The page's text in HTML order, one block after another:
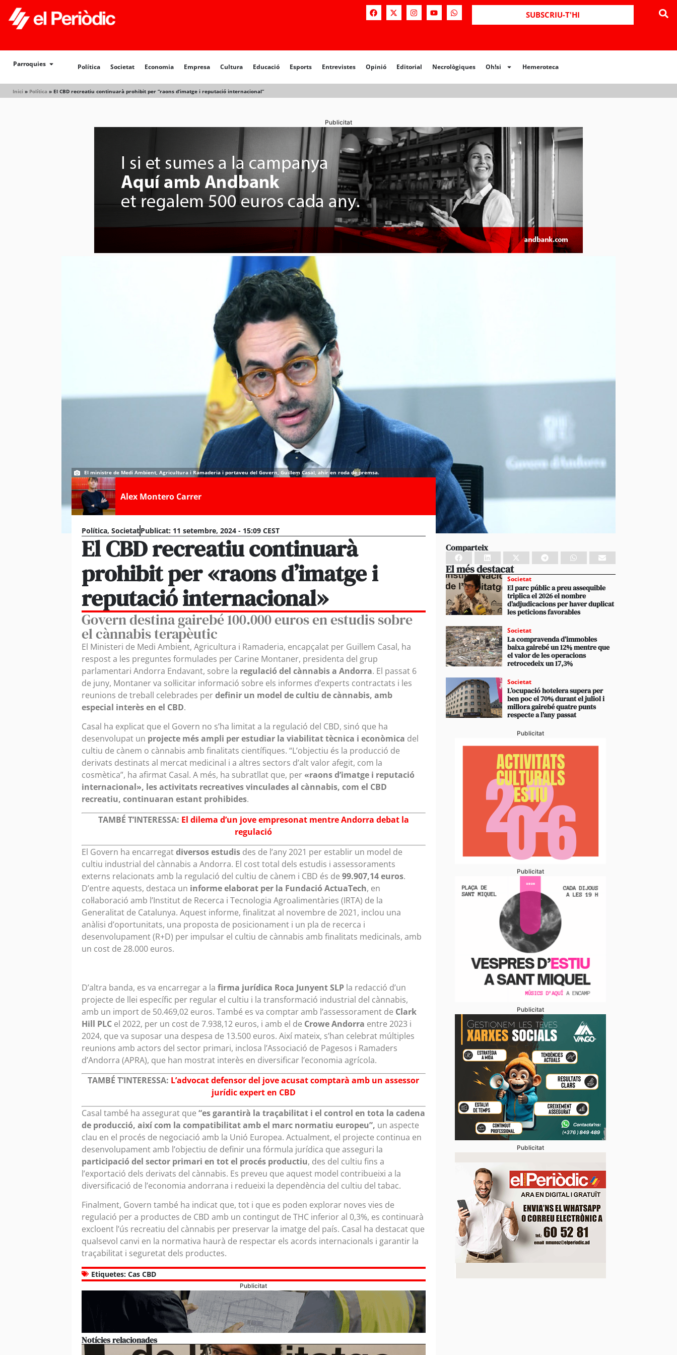
SUBSCRIU-T'HI
Parroquies Política Societat Economia Empresa Cultura Educació Esports Entrevistes Opinió Editorial Necrològiques Oh!si Hemeroteca
Inici » Política » El CBD recreatiu continuarà prohibit per “raons d’imatge i reputació internacional”
Política Societat Opinió Editorial Necrològiques Hemeroteca
Publicitat
El ministre de Medi Ambient, Agricultura i Ramaderia i portaveu del Govern, Guillem Casal, ahir en roda de premsa.
Alex Montero Carrer
Política, SocietatPublicat: 11 setembre, 2024 - 15:09 CEST
El CBD recreatiu continuarà
prohibit per «raons d’imatge i
reputació internacional»
Govern destina gairebé 100.000 euros en estudis sobre
el cànnabis terapèutic
El Ministeri de Medi Ambient, Agricultura i Ramaderia, encapçalat per Guillem Casal, ha
respost a les preguntes formulades per Carine Montaner, presidenta del grup
parlamentari Andorra Endavant, sobre la regulació del cànnabis a Andorra. El passat 6
de juny, Montaner va sol·licitar informació sobre els informes d’experts contractats i les
reunions de treball celebrades perdefinir un model de cultiu de cànnabis, amb
especial interès en el CBD.
Casal ha explicat que el Govern no s’ha limitat a la regulació del CBD, sinó que ha
desenvolupat un projecte més ampli per estudiar la viabilitat tècnica i econòmica del
cultiu de cànem o cànnabis amb finalitats científiques. “L’objectiu és la producció de
derivats destinats al mercat medicinal i a altres sectors d’alt valor afegit, com la
cosmètica”, ha afirmat Casal. A més, ha subratllat que, per«raons d’imatge i reputació
internacional», les activitats recreatives vinculades al cànnabis, com el CBD
recreatiu, continuaran estant prohibides.
TAMBÉ T’INTERESSA: El dilema d’un jove empresonat mentre Andorra debat la
regulació
El Govern ha encarregatdiversos estudis des de l’any 2021 per establir un model de
cultiu industrial del cànnabis a Andorra. El cost total dels estudis i assessoraments
externs relacionats amb la regulació del cultiu de cànem i CBD és de 99.907,14 euros.
D’entre aquests, destaca un informe elaborat per la Fundació ActuaTech, en
col·laboració amb l’Institut de Recerca i Tecnologia Agroalimentàries (IRTA) de la
Generalitat de Catalunya. Aquest informe, finalitzat al novembre de 2021, inclou una
anàlisi d’oportunitats, una proposta de posicionament i un pla de recerca i
desenvolupament (R+D) per impulsar el cultiu de cànnabis amb finalitats medicinals, amb
un cost de 28.000 euros.
D’altra banda, es va encarregar a la firma jurídica Roca Junyent SLP la redacció d’un
projecte de llei específic per regular el cultiu i la transformació industrial del cànnabis,
amb un import de 50.469,02 euros. També es va comptar amb l’assessorament de Clark
Hill PLC el 2022, per un cost de 7.938,12 euros, i amb el de Crowe Andorra entre 2023 i
2024, que va suposar una despesa de 13.500 euros. Així mateix, s’han celebrat múltiples
reunions amb actors del sector primari, inclosa l’Associació de Pagesos i Ramaders
d’Andorra (APRA), que han mostrat interès en diversificar l’economia agrícola.
TAMBÉ T’INTERESSA: L’advocat defensor del jove acusat comptarà amb un assessor
jurídic expert en CBD
Casal també ha assegurat que “es garantirà la traçabilitat i el control en tota la cadena
de producció, així com la compatibilitat amb el marc normatiu europeu”, un aspecte
clau en el procés de negociació amb la Unió Europea. Actualment, el projecte continua en
desenvolupament amb l’objectiu de definir una fórmula jurídica que asseguri la
participació del sector primari en tot el procés productiu, des del cultiu fins a
l’exportació dels derivats del cànnabis. Es preveu que aquest model contribueixi a la
diversificació de l’economia andorrana i redueixi la dependència del cultiu del tabac.
Finalment, Govern també ha indicat que, tot i que es poden explorar noves vies de
regulació per a productes de CBD amb un contingut de THC inferior al 0,3%, es continuarà
excloent l’ús recreatiu del cànnabis per preservar la imatge del país. Casal ha destacat que
qualsevol canvi en la normativa haurà de respectar els acords internacionals i garantir la
traçabilitat i seguretat dels productes.
Etiquetes: Cas CBD
Publicitat
Notícies relacionades
Comparteix
El més destacat
Societat
El parc públic a preu assequible
triplica el 2026 el nombre
d’adjudicacions per haver duplicat
les peticions favorables
Societat
La compravenda d’immobles
baixa gairebé un 12% mentre que
el valor de les operacions
retrocedeix un 17,3%
Societat
L’ocupació hotelera supera per
ben poc el 70% durant el juliol i
millora gairebé quatre punts
respecte a l’any passat
Publicitat
Publicitat
Publicitat
Publicitat